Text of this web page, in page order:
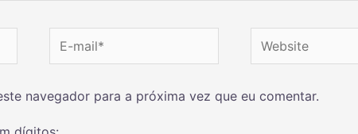
navegador para a próxima vez que eu comentar.